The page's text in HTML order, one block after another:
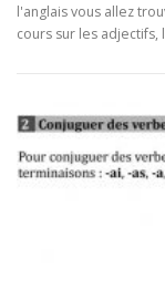
l'anglais vous allez
cours sur les